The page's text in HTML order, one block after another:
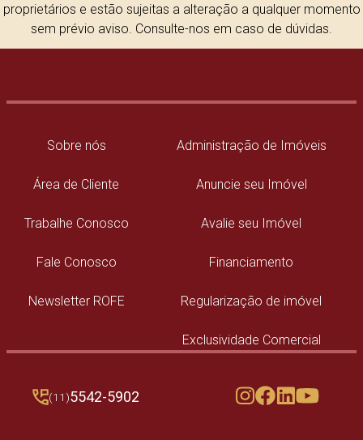
proprietários e estão sujeitas a alteração a qualquer momento
sem prévio aviso. Consulte-nos em caso de dúvidas.
Sobre nós
Área de Cliente
Trabalhe Conosco
Fale Conosco
Newsletter ROFE
Administração de Imóveis
Anuncie seu Imóvel
Avalie seu Imóvel
Financiamento
Regularização de imóvel
Exclusividade Comercial
(11)5542-5902